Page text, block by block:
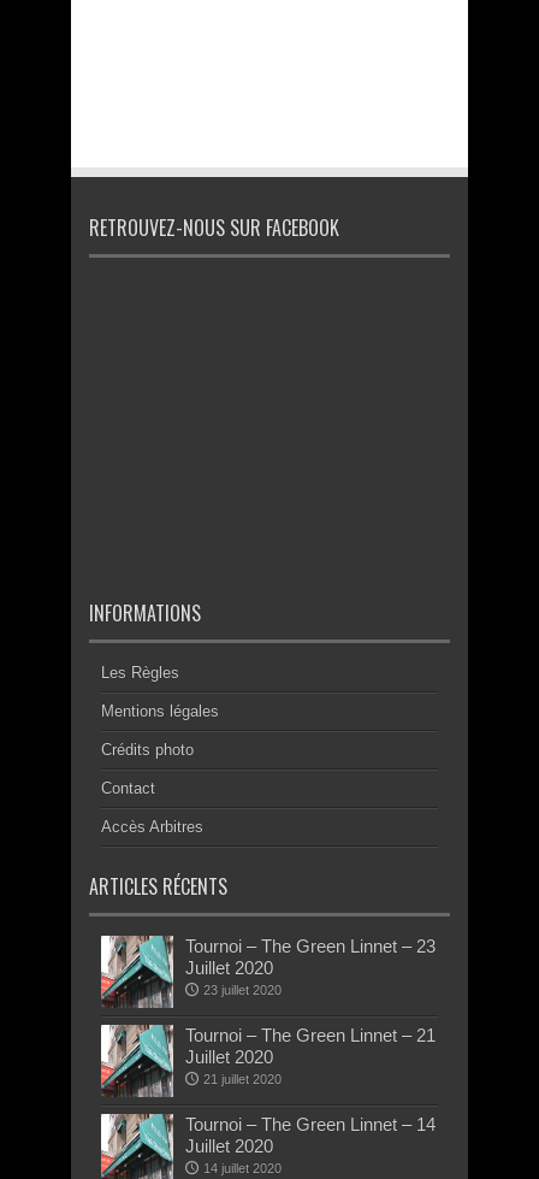
RETROUVEZ-NOUS SUR FACEBOOK
INFORMATIONS
Les Règles
Mentions légales
Crédits photo
Contact
Accès Arbitres
ARTICLES RÉCENTS
Tournoi – The Green Linnet – 23
Juillet 2020
23 juillet 2020
Tournoi – The Green Linnet – 21
Juillet 2020
21 juillet 2020
Tournoi – The Green Linnet – 14
Juillet 2020
14 juillet 2020